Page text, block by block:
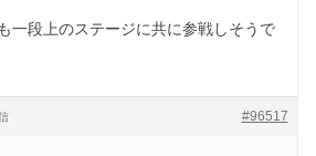
一段上のステージに共に参戦しそうで
#96517